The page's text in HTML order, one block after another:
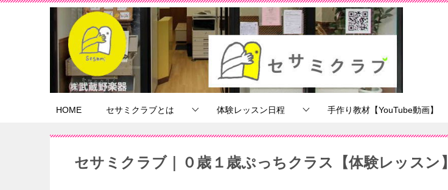
HOME セサミクラブとは 体験レッスン日程 手作り教材【YouTube動画】
セサミクラブ｜０歳１歳ぷっちクラス【体験レッスン】